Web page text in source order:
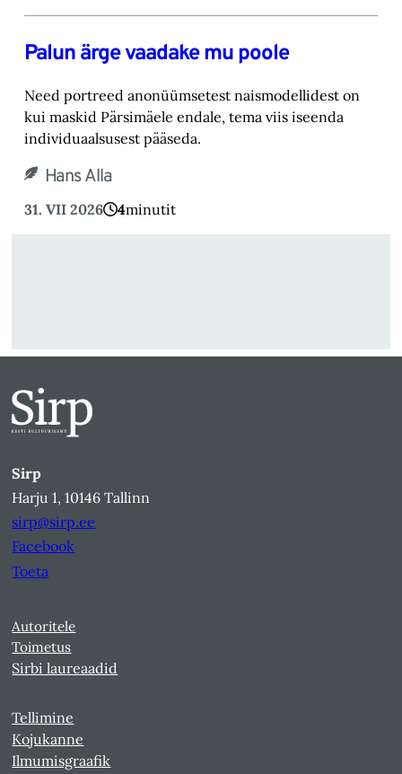
Palun ärge vaadake mu poole
Need portreed anonüümsetest naismodellidest on
kui maskid Pärsimäele endale, tema viis iseenda
individuaalsusest pääseda.
Hans Alla
31. VII 2026 4minutit
Sirp
Harju 1, 10146 Tallinn
sirp@sirp.ee
Facebook
Toeta
Autoritele
Toimetus
Sirbi laureaadid
Tellimine
Kojukanne
Ilmumisgraafik